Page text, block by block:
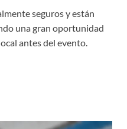
seguros y están
una gran oportunidad
antes del evento.